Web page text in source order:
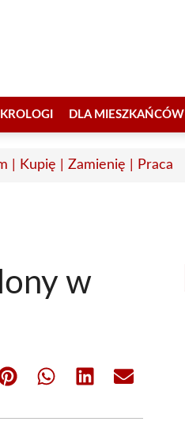
DLA MIESZKAŃCÓW
| Kupię | Zamienię | Praca
w
Share Share Share Share